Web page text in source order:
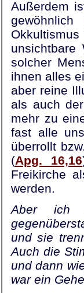
Außerdem
solcher
ihnen alles
aber reine
als auch
mehr zu
fast alle
überrollt
(Apg. 16,16
Freikirche
werden.
Aber ich
und sie
Auch die
und dann
war ein